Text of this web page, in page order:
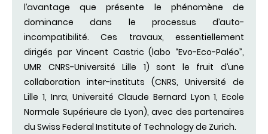
l’avantage que présente le phénomène de
dominance dans le processus d’auto-
incompatibilité. Ces travaux, essentiellement
dirigés par Vincent Castric (labo “Evo-Eco-Paléo”,
UMR CNRS-Université Lille 1) sont le fruit d’une
collaboration inter-instituts (CNRS, Université de
Lille 1, Inra, Université Claude Bernard Lyon 1, Ecole
Normale Supérieure de Lyon), avec des partenaires
du Swiss Federal Institute of Technology de Zurich.